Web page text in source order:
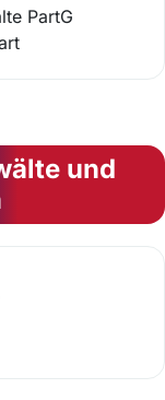
PartG
und